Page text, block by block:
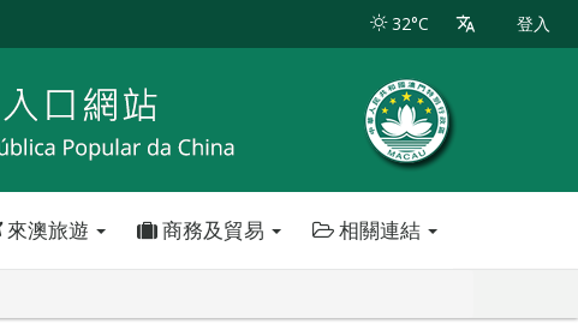
32°C 登入
來澳旅遊 商務及貿易 相關連結